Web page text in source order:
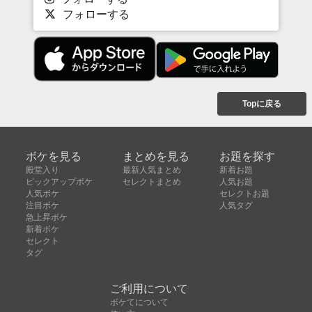
フォローする
Topに戻る
ボケを見る
殿堂入り
ピックアップボケ
人気ボケ
注目ボケ
急上昇ボケ
新着ボケ
セレクト
タグ
まとめを見る
最新人気まとめ
セレクトまとめ
お題を探す
新着お題
人気お題
セレクトお題
人気タグ
ご利用について
ボケてについて